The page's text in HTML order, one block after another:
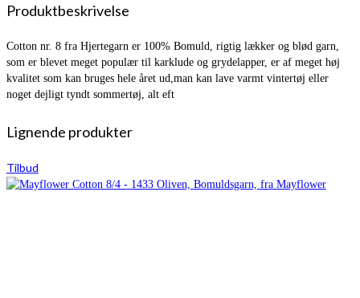
Produktbeskrivelse
Cotton nr. 8 fra Hjertegarn er 100% Bomuld, rigtig lækker og blød garn,
som er blevet meget populær til karklude og grydelapper, er af meget høj
kvalitet som kan bruges hele året ud,man kan lave varmt vintertøj eller
noget dejligt tyndt sommertøj, alt eft
Lignende produkter
Tilbud